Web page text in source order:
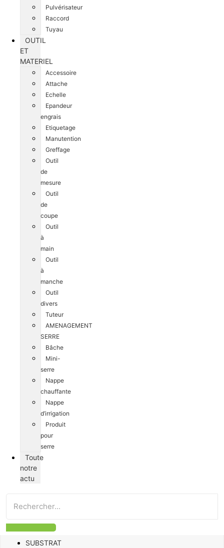
Pulvérisateur
Raccord
Tuyau
OUTIL
ET
MATERIEL
Accessoire
Attache
Echelle
Epandeur
engrais
Etiquetage
Manutention
Greffage
Outil
de
mesure
Outil
de
coupe
Outil
à
main
Outil
à
manche
Outil
divers
Tuteur
AMENAGEMENT
SERRE
Bâche
Mini-
serre
Nappe
chauffante
Nappe
d’irrigation
Produit
pour
serre
Toute
notre
actu
SUBSTRAT